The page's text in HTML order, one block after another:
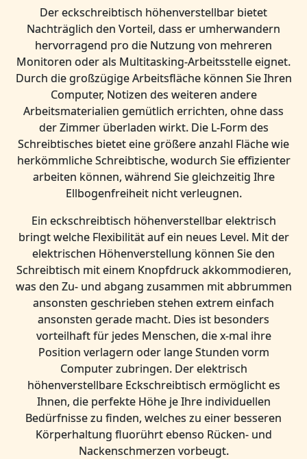
Der eckschreibtisch höhenverstellbar bietet
Nachträglich den Vorteil, dass er umherwandern
hervorragend pro die Nutzung von mehreren
Monitoren oder als Multitasking-Arbeitsstelle eignet.
Durch die großzügige Arbeitsfläche können Sie Ihren
Computer, Notizen des weiteren andere
Arbeitsmaterialien gemütlich errichten, ohne dass
der Zimmer überladen wirkt. Die L-Form des
Schreibtisches bietet eine größere anzahl Fläche wie
herkömmliche Schreibtische, wodurch Sie effizienter
arbeiten können, während Sie gleichzeitig Ihre
Ellbogenfreiheit nicht verleugnen.
Ein eckschreibtisch höhenverstellbar elektrisch
bringt welche Flexibilität auf ein neues Level. Mit der
elektrischen Höhenverstellung können Sie den
Schreibtisch mit einem Knopfdruck akkommodieren,
was den Zu- und abgang zusammen mit abbrummen
ansonsten geschrieben stehen extrem einfach
ansonsten gerade macht. Dies ist besonders
vorteilhaft für jedes Menschen, die x-mal ihre
Position verlagern oder lange Stunden vorm
Computer zubringen. Der elektrisch
höhenverstellbare Eckschreibtisch ermöglicht es
Ihnen, die perfekte Höhe je Ihre individuellen
Bedürfnisse zu finden, welches zu einer besseren
Körperhaltung fluorührt ebenso Rücken- und
Nackenschmerzen vorbeugt.